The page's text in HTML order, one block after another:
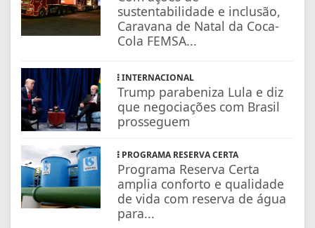
sustentabilidade e inclusão,
Caravana de Natal da Coca-
Cola FEMSA...
INTERNACIONAL
Trump parabeniza Lula e diz
que negociações com Brasil
prosseguem
PROGRAMA RESERVA CERTA
Programa Reserva Certa
amplia conforto e qualidade
de vida com reserva de água
para...